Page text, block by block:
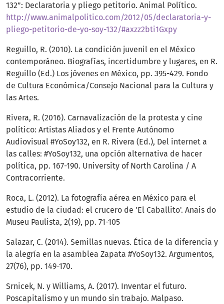
132”: Declaratoria y pliego petitorio. Animal Político.
http://www.animalpolitico.com/2012/05/declaratoria-y-
pliego-petitorio-de-yo-soy-132/#axzz2bti1Gxpy
Reguillo, R. (2010). La condición juvenil en el México
contemporáneo. Biografías, incertidumbre y lugares, en R.
Reguillo (Ed.) Los jóvenes en México, pp. 395-429. Fondo
de Cultura Económica/Consejo Nacional para la Cultura y
las Artes.
Rivera, R. (2016). Carnavalización de la protesta y cine
político: Artistas Aliados y el Frente Autónomo
Audiovisual #YoSoy132, en R. Rivera (Ed.), Del internet a
las calles: #YoSoy132, una opción alternativa de hacer
política, pp. 167-190. University of North Carolina / A
Contracorriente.
Roca, L. (2012). La fotografía aérea en México para el
estudio de la ciudad: el crucero de 'El Caballito'. Anais do
Museu Paulista, 2(19), pp. 71-105
Salazar, C. (2014). Semillas nuevas. Ética de la diferencia y
la alegría en la asamblea Zapata #YoSoy132. Argumentos,
27(76), pp. 149-170.
Srnicek, N. y Williams, A. (2017). Inventar el futuro.
Poscapitalismo y un mundo sin trabajo. Malpaso.